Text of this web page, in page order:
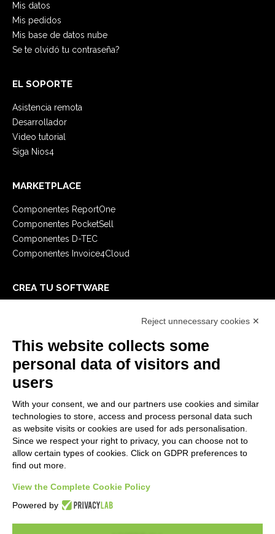
Mis datos
Mis pedidos
Mis base de datos nube
Se te olvidó tu contraseña?
EL SOPORTE
Asistencia remota
Desarrollador
Video tutorial
Siga Nios4
MARKETPLACE
Componentes ReportOne
Componentes PocketSell
Componentes D-TEC
Componentes Invoice4Cloud
CREA TU SOFTWARE
E-Book
LEGALES
Informativas Privacidad
Security Policy
Documentación contractual y RGPD
Condiciones generales de suministro
Condiciones del servicio de soporte
Configuraciones cookie
Reject unnecessary cookies ✕
This website collects some
personal data of visitors and
users
With your consent, we and our partners use cookies and similar
technologies to store, access and process personal data such
as website visits or cookies are used for ads personalisation.
Since we respect your right to privacy, you can choose not to
allow certain types of cookies. Click on GDPR preferences to
find out more.
View the Complete Cookie Policy
Powered by